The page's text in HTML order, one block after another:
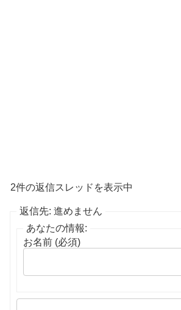
2件の返信スレッドを表示中
返信先: 進めません
あなたの情報:
お名前 (必須)